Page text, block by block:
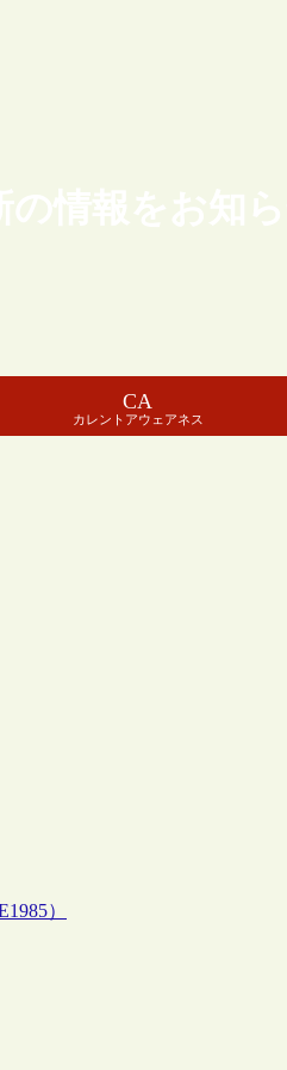
情報をお知
CA
カレントアウェアネス
）